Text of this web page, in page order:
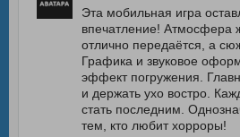
Эта мобильная игра
впечатление! Атмосфера
отлично передаётся, а
Графика и звуковое
эффект погружения.
и держать ухо востро.
стать последним.
тем, кто любит хорроры!